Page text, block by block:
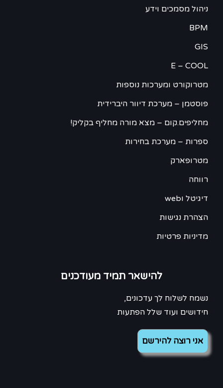
ניהול מסמכים וידע
BPM
GIS
E – COOL
מטרוקורט ומערכות נוספות
פוסטמן – מערכת דיוור היברידית
מחליפים.קום – מצא מורה מחליף בקליק!
ספרות – מערכת בחירות
מטרופארק
רווחה
דיגיטל וweb
הצהרת נגישות
מדיניות פרטיות
להישאר תמיד מעודכנים
נשמח לשלוח לך עדכונים,
חידושים ועוד שלל הפתעות